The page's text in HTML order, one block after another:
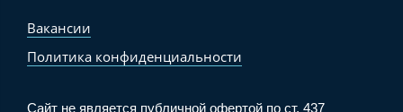
Вакансии
Политика конфиденциальности
Сайт не является публичной офертой по ст. 437